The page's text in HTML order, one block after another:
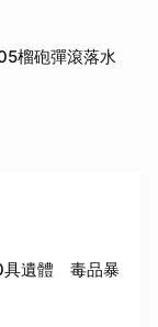
榴砲彈滾落水
具遺體 毒品暴